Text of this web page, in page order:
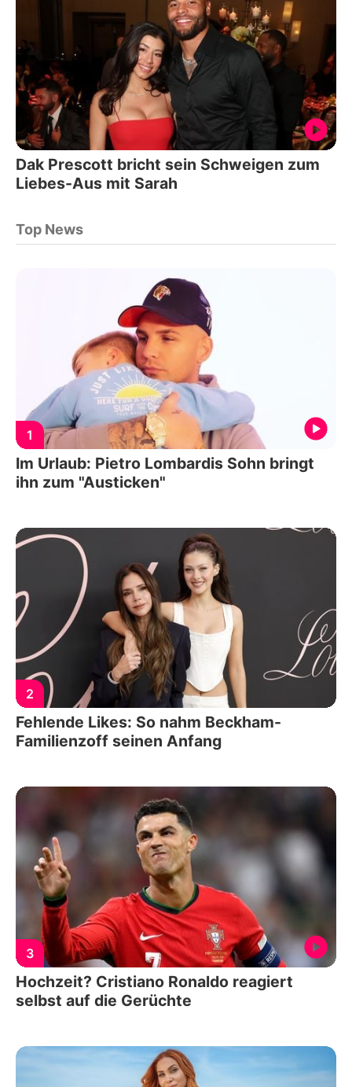
Dak Prescott bricht sein Schweigen zum
Liebes-Aus mit Sarah
Top News
1
Im Urlaub: Pietro Lombardis Sohn bringt
ihn zum "Austicken"
2
Fehlende Likes: So nahm Beckham-
Familienzoff seinen Anfang
3
Hochzeit? Cristiano Ronaldo reagiert
selbst auf die Gerüchte